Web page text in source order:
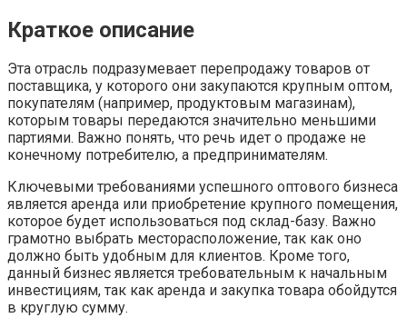
Краткое описание
Эта отрасль подразумевает перепродажу товаров от
поставщика, у которого они закупаются крупным оптом,
покупателям (например, продуктовым магазинам),
которым товары передаются значительно меньшими
партиями. Важно понять, что речь идет о продаже не
конечному потребителю, а предпринимателям.
Ключевыми требованиями успешного оптового бизнеса
является аренда или приобретение крупного помещения,
которое будет использоваться под склад-базу. Важно
грамотно выбрать месторасположение, так как оно
должно быть удобным для клиентов. Кроме того,
данный бизнес является требовательным к начальным
инвестициям, так как аренда и закупка товара обойдутся
в круглую сумму.